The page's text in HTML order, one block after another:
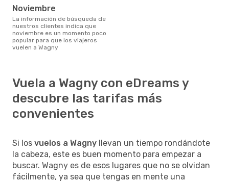
noviembre
La información de búsqueda de
nuestros clientes indica que
noviembre es un momento poco
popular para que los viajeros
vuelen a Wagny
Vuela a Wagny con eDreams y
descubre las tarifas más
convenientes
Si los vuelos a Wagny llevan un tiempo rondándote
la cabeza, este es buen momento para empezar a
buscar. Wagny es de esos lugares que no se olvidan
fácilmente, ya sea que tengas en mente una